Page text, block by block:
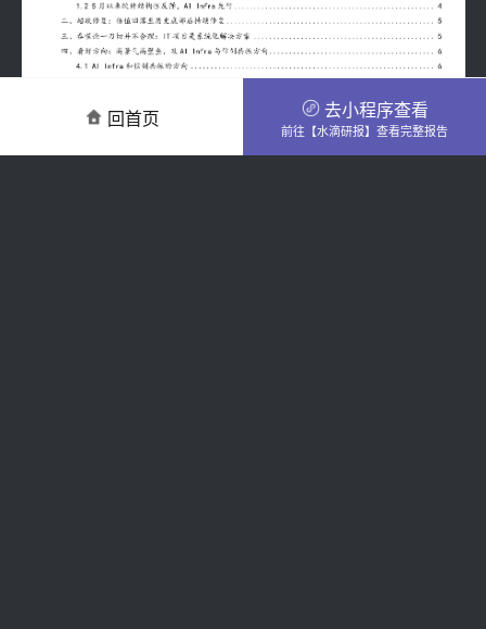
回首页 去小程序查看
前往【水滴研报】查看完整报告